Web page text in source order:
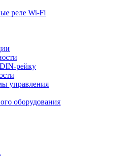
реле Wi-Fi
рейку
управления
оборудования